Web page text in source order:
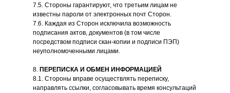
7.5. Стороны гарантируют, что третьим лицам не
известны пароли от электронных почт Сторон.
7.6. Каждая из Сторон исключила возможность
подписания актов, документов (в том числе
посредством подписи скан-копии и подписи ПЭП)
неуполномоченными лицами.
8. ПЕРЕПИСКА И ОБМЕН ИНФОРМАЦИЕЙ
8.1. Стороны вправе осуществлять переписку,
направлять ссылки, согласовывать время консультаций